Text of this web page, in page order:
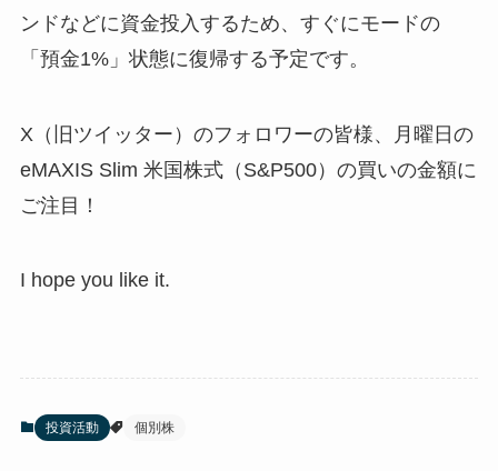
ンドなどに資金投入するため、すぐにモードの
「預金1%」状態に復帰する予定です。
X（旧ツイッター）のフォロワーの皆様、月曜日の
eMAXIS Slim 米国株式（S&P500）の買いの金額に
ご注目！
I hope you like it.
投資活動 個別株